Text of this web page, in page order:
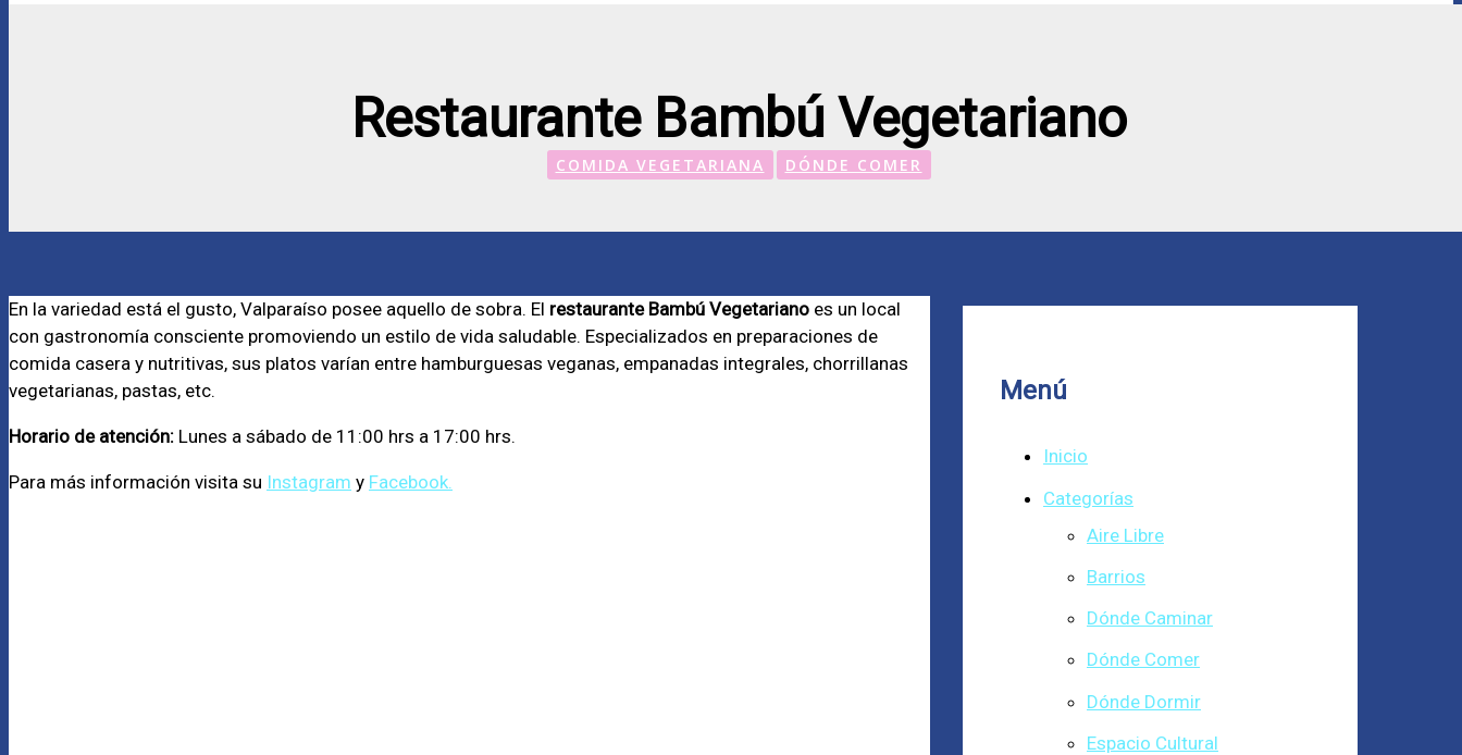
Restaurante Bambú Vegetariano
COMIDA VEGETARIANA DÓNDE COMER
En la variedad está el gusto, Valparaíso posee aquello de sobra. El restaurante Bambú Vegetariano es un local
con gastronomía consciente promoviendo un estilo de vida saludable. Especializados en preparaciones de
comida casera y nutritivas, sus platos varían entre hamburguesas veganas, empanadas integrales, chorrillanas
vegetarianas, pastas, etc.
Horario de atención: Lunes a sábado de 11:00 hrs a 17:00 hrs.
Para más información visita su Instagram y Facebook.
Menú
Inicio
Categorías
Aire Libre
Barrios
Dónde Caminar
Dónde Comer
Dónde Dormir
Espacio Cultural